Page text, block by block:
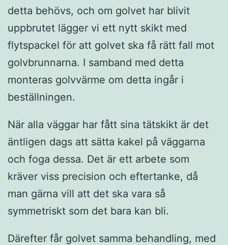
detta behövs, och om golvet har blivit
uppbrutet lägger vi ett nytt skikt med
flytspackel för att golvet ska få rätt fall mot
golvbrunnarna. I samband med detta
monteras golvvärme om detta ingår i
beställningen.
När alla väggar har fått sina tätskikt är det
äntligen dags att sätta kakel på väggarna
och foga dessa. Det är ett arbete som
kräver viss precision och eftertanke, då
man gärna vill att det ska vara så
symmetriskt som det bara kan bli.
Därefter får golvet samma behandling, med